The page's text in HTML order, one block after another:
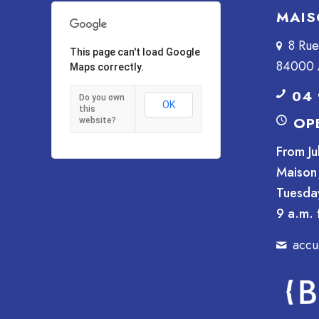
This page can't load Google
Maps correctly.
Do you own
this
website?
OK
8
84000
04
From
9 a.m.